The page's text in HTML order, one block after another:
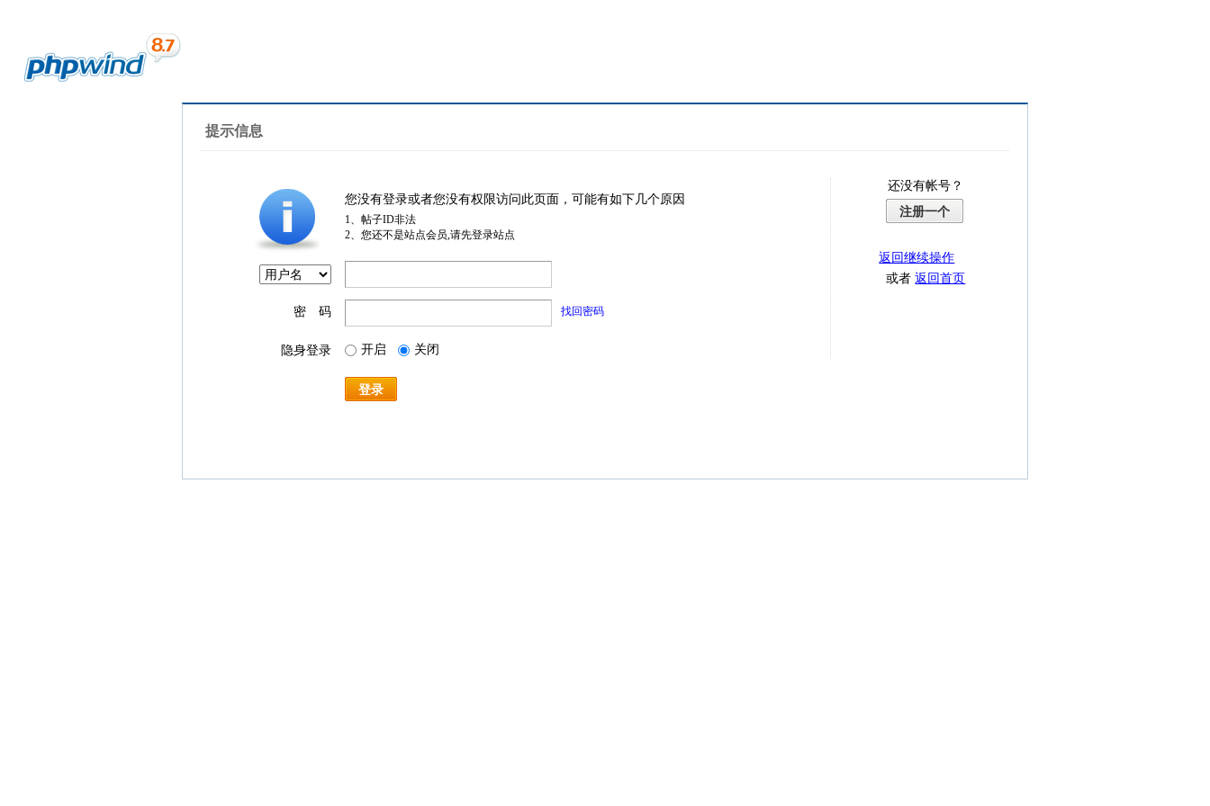
提示信息
您没有登录或者您没有权限访问此页面，可能有如下几个原因
1、帖子ID非法
2、您还不是站点会员,请先登录站点
密 码 找回密码
隐身登录 开启 关闭
登录
还没有帐号？
注册一个
返回继续操作
或者返回首页